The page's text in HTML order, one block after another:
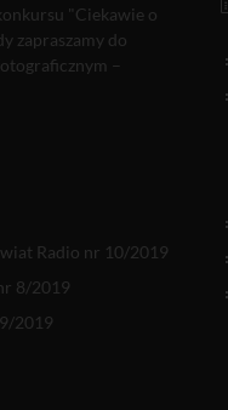
"Ciekawie o
zapraszamy do
–
Radio nr 10/2019
8/2019
2019